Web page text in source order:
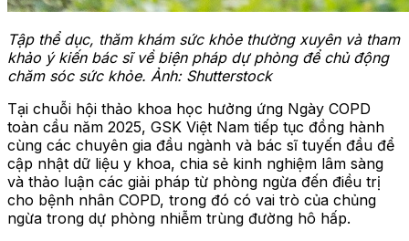
Tập thể dục, thăm khám sức khỏe thường xuyên và tham
khảo ý kiến bác sĩ về biện pháp dự phòng để chủ động
chăm sóc sức khỏe. Ảnh: Shutterstock
Tại chuỗi hội thảo khoa học hưởng ứng Ngày COPD
toàn cầu năm 2025, GSK Việt Nam tiếp tục đồng hành
cùng các chuyên gia đầu ngành và bác sĩ tuyến đầu để
cập nhật dữ liệu y khoa, chia sẻ kinh nghiệm lâm sàng
và thảo luận các giải pháp từ phòng ngừa đến điều trị
cho bệnh nhân COPD, trong đó có vai trò của chủng
ngừa trong dự phòng nhiễm trùng đường hô hấp.